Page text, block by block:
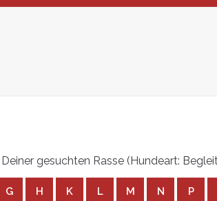
gesuchten Rasse (Hundeart:
G H K L M N P